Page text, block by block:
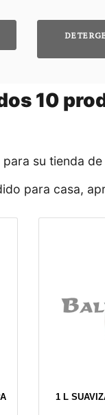
10
su tienda
para casa,
1 L